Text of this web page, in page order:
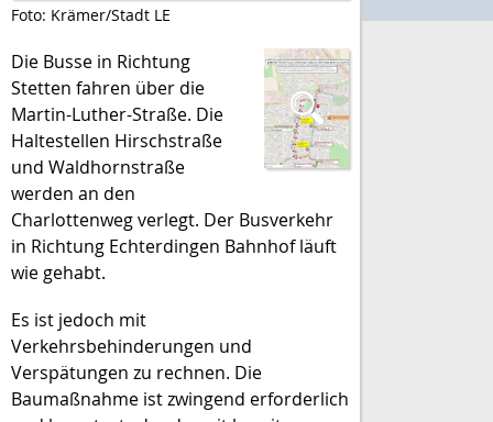
Foto: Krämer/Stadt LE
Die Busse in Richtung
Stetten fahren über die
Martin-Luther-Straße. Die
Haltestellen Hirschstraße
und Waldhornstraße
werden an den
Charlottenweg verlegt. Der Busverkehr
in Richtung Echterdingen Bahnhof läuft
wie gehabt.
Es ist jedoch mit
Verkehrsbehinderungen und
Verspätungen zu rechnen. Die
Baumaßnahme ist zwingend erforderlich